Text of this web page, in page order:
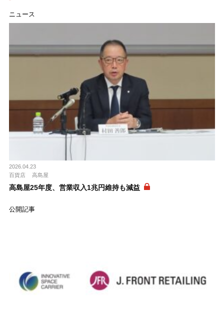
ニュース
2026.04.23
百貨店
高島屋
高島屋25年度、営業収入1兆円維持も減益
公開記事